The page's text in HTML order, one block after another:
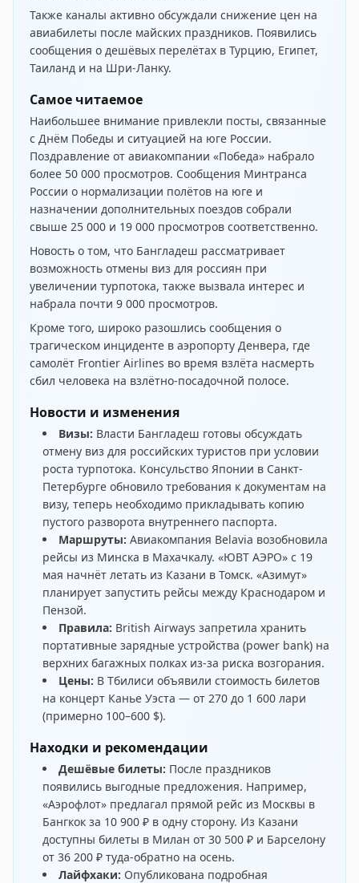
Также каналы активно обсуждали снижение цен на
авиабилеты после майских праздников. Появились
сообщения о дешёвых перелётах в Турцию, Египет,
Таиланд и на Шри-Ланку.
Самое читаемое
Наибольшее внимание привлекли посты, связанные
с Днём Победы и ситуацией на юге России.
Поздравление от авиакомпании «Победа» набрало
более 50 000 просмотров. Сообщения Минтранса
России о нормализации полётов на юге и
назначении дополнительных поездов собрали
свыше 25 000 и 19 000 просмотров соответственно.
Новость о том, что Бангладеш рассматривает
возможность отмены виз для россиян при
увеличении турпотока, также вызвала интерес и
набрала почти 9 000 просмотров.
Кроме того, широко разошлись сообщения о
трагическом инциденте в аэропорту Денвера, где
самолёт Frontier Airlines во время взлёта насмерть
сбил человека на взлётно-посадочной полосе.
Новости и изменения
Визы: Власти Бангладеш готовы обсуждать
отмену виз для российских туристов при условии
роста турпотока. Консульство Японии в Санкт-
Петербурге обновило требования к документам на
визу, теперь необходимо прикладывать копию
пустого разворота внутреннего паспорта.
Маршруты: Авиакомпания Belavia возобновила
рейсы из Минска в Махачкалу. «ЮВТ АЭРО» с 19
мая начнёт летать из Казани в Томск. «Азимут»
планирует запустить рейсы между Краснодаром и
Пензой.
Правила: British Airways запретила хранить
портативные зарядные устройства (power bank) на
верхних багажных полках из-за риска возгорания.
Цены: В Тбилиси объявили стоимость билетов
на концерт Канье Уэста — от 270 до 1 600 лари
(примерно 100–600 $).
Находки и рекомендации
Дешёвые билеты: После праздников
появились выгодные предложения. Например,
«Аэрофлот» предлагал прямой рейс из Москвы в
Бангкок за 10 900 ₽ в одну сторону. Из Казани
доступны билеты в Милан от 30 500 ₽ и Барселону
от 36 200 ₽ туда-обратно на осень.
Лайфхаки: Опубликована подробная